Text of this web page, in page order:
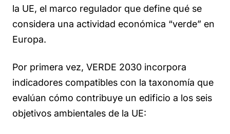
la UE, el marco regulador que define qué se
considera una actividad económica “verde” en
Europa.
Por primera vez, VERDE 2030 incorpora
indicadores compatibles con la taxonomía que
evalúan cómo contribuye un edificio a los seis
objetivos ambientales de la UE: